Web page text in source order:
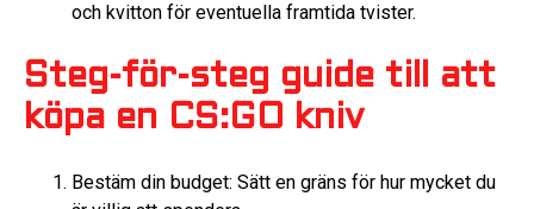
och kvitton för eventuella framtida tvister.
Steg-för-steg guide till att
köpa en CS:GO kniv
Bestäm din budget: Sätt en gräns för hur mycket du